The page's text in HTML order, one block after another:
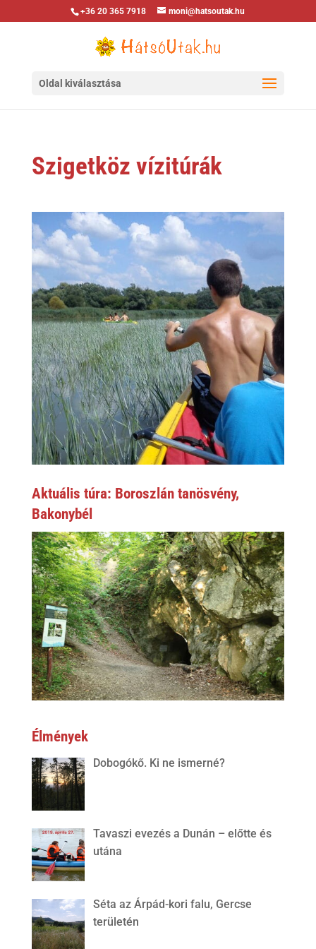
+36 20 365 7918 moni@hatsoutak.hu
Oldal kiválasztása
Szigetköz vízitúrák
Aktuális túra: Boroszlán tanösvény,
Bakonybél
Élmények
Dobogókő. Ki ne ismerné?
Tavaszi evezés a Dunán – előtte és
utána
Séta az Árpád-kori falu, Gercse
területén